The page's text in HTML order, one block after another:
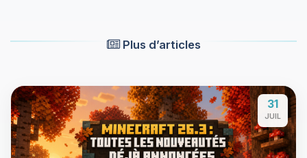
Plus d’articles
31
JUIL